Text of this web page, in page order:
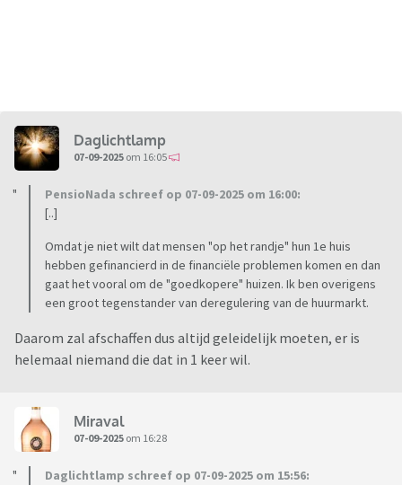
Daglichtlamp
07-09-2025 om 16:05
PensioNada schreef op 07-09-2025 om 16:00:
[..]
Omdat je niet wilt dat mensen "op het randje" hun 1e huis
hebben gefinancierd in de financiële problemen komen en dan
gaat het vooral om de "goedkopere" huizen. Ik ben overigens
een groot tegenstander van deregulering van de huurmarkt.
Daarom zal afschaffen dus altijd geleidelijk moeten, er is
helemaal niemand die dat in 1 keer wil.
Miraval
07-09-2025 om 16:28
Daglichtlamp schreef op 07-09-2025 om 15:56: